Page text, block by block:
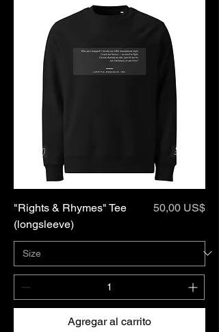
"Rights & Rhymes" Tee
(longsleeve)
Precio
50,00 US$
Agregar al carrito